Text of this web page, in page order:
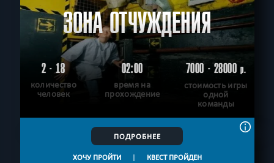
ЗОНА ОТЧУЖДЕНИЯ
2 - 18
количество
человек
02:00
время на
прохождение
7000 - 28000р.
стоимость игры
одной
команды
ПОДРОБНЕЕ
ХОЧУ ПРОЙТИ | КВЕСТ ПРОЙДЕН